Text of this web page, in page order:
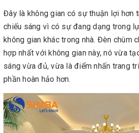
Đây là không gian có sự thuận lợi hơn
chiếu sáng vì có sự đang dạng trong
không gian khác trong nhà. Đèn chùm
hợp nhất với không gian này, nó vừa
sáng vừa đủ, vừa là điểm nhấn trang
phần hoàn hảo hơn.